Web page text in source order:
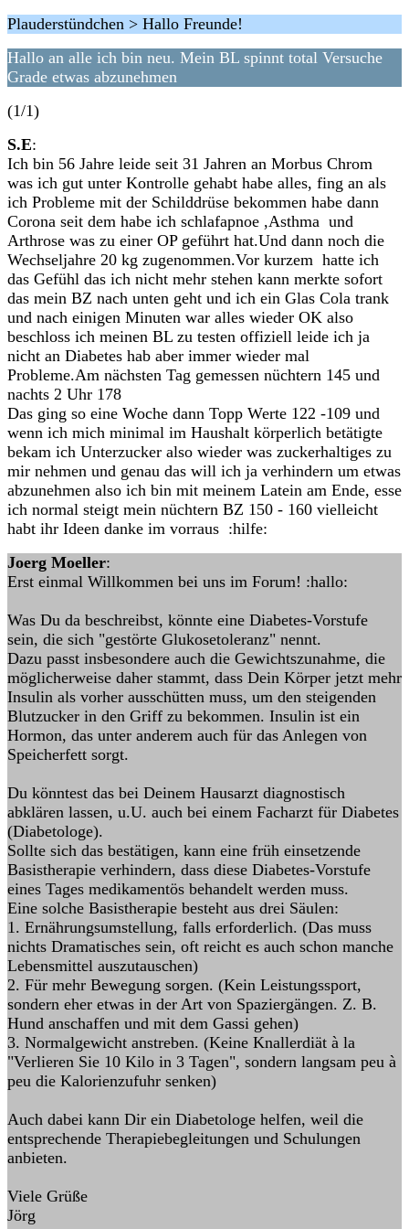
Plauderstündchen > Hallo Freunde!
Hallo an alle ich bin neu. Mein BL spinnt total Versuche
Grade etwas abzunehmen
(1/1)
S.E:
Ich bin 56 Jahre leide seit 31 Jahren an Morbus Chrom
was ich gut unter Kontrolle gehabt habe alles, fing an als
ich Probleme mit der Schilddrüse bekommen habe dann
Corona seit dem habe ich schlafapnoe ,Asthma und
Arthrose was zu einer OP geführt hat.Und dann noch die
Wechseljahre 20 kg zugenommen.Vor kurzem hatte ich
das Gefühl das ich nicht mehr stehen kann merkte sofort
das mein BZ nach unten geht und ich ein Glas Cola trank
und nach einigen Minuten war alles wieder OK also
beschloss ich meinen BL zu testen offiziell leide ich ja
nicht an Diabetes hab aber immer wieder mal
Probleme.Am nächsten Tag gemessen nüchtern 145 und
nachts 2 Uhr 178
Das ging so eine Woche dann Topp Werte 122 -109 und
wenn ich mich minimal im Haushalt körperlich betätigte
bekam ich Unterzucker also wieder was zuckerhaltiges zu
mir nehmen und genau das will ich ja verhindern um etwas
abzunehmen also ich bin mit meinem Latein am Ende, esse
ich normal steigt mein nüchtern BZ 150 - 160 vielleicht
habt ihr Ideen danke im vorraus :hilfe:
Joerg Moeller:
Erst einmal Willkommen bei uns im Forum! :hallo:
Was Du da beschreibst, könnte eine Diabetes-Vorstufe
sein, die sich "gestörte Glukosetoleranz" nennt.
Dazu passt insbesondere auch die Gewichtszunahme, die
möglicherweise daher stammt, dass Dein Körper jetzt mehr
Insulin als vorher ausschütten muss, um den steigenden
Blutzucker in den Griff zu bekommen. Insulin ist ein
Hormon, das unter anderem auch für das Anlegen von
Speicherfett sorgt.
Du könntest das bei Deinem Hausarzt diagnostisch
abklären lassen, u.U. auch bei einem Facharzt für Diabetes
(Diabetologe).
Sollte sich das bestätigen, kann eine früh einsetzende
Basistherapie verhindern, dass diese Diabetes-Vorstufe
eines Tages medikamentös behandelt werden muss.
Eine solche Basistherapie besteht aus drei Säulen:
1. Ernährungsumstellung, falls erforderlich. (Das muss
nichts Dramatisches sein, oft reicht es auch schon manche
Lebensmittel auszutauschen)
2. Für mehr Bewegung sorgen. (Kein Leistungssport,
sondern eher etwas in der Art von Spaziergängen. Z. B.
Hund anschaffen und mit dem Gassi gehen)
3. Normalgewicht anstreben. (Keine Knallerdiät à la
"Verlieren Sie 10 Kilo in 3 Tagen", sondern langsam peu à
peu die Kalorienzufuhr senken)
Auch dabei kann Dir ein Diabetologe helfen, weil die
entsprechende Therapiebegleitungen und Schulungen
anbieten.
Viele Grüße
Jörg